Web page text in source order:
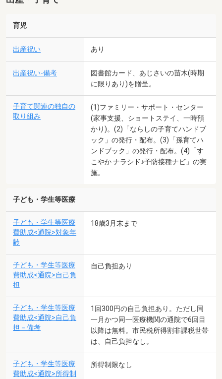
育児
出産祝い あり
出産祝い-備考
図書館カード、あじさいの苗木(時期
に限りあり)を贈呈。
子育て関連の独自の
取り組み
(1)ファミリー・サポート・センター
(家事支援、ショートステイ、一時預
かり)。(2)「ならしの子育てハンドブ
ック」の発行・配布。(3)「孫育てハ
ンドブック」の発行・配布。(4)「す
こやか ナラシド♪予防接種ナビ」の実
施。
子ども・学生等医療
子ども・学生等医療
費助成<通院>対象年
齢
18歳3月末まで
子ども・学生等医療
費助成<通院>自己負
担
自己負担あり
子ども・学生等医療
費助成<通院>自己負
担－備考
1回300円の自己負担あり。ただし同
一月かつ同一医療機関の通院で6回目
以降は無料。市民税所得割非課税世帯
は、自己負担なし。
子ども・学生等医療
費助成<通院>所得制
所得制限なし